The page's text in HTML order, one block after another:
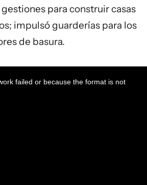
para construir casas
impulsó guarderías para los
de basura.
failed or because the format is not